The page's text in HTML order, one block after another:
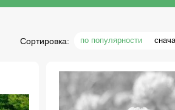
Сортировка: по популярности